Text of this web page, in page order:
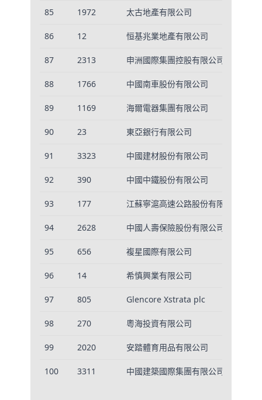
85 1972 太古地產有限公司
86 12 恒基兆業地產有限公司
87 2313 申洲國際集團控股有限公司
88 1766 中國南車股份有限公司
89 1169 海爾電器集團有限公司
90 23 東亞銀行有限公司
91 3323 中國建材股份有限公司
92 390 中國中鐵股份有限公司
93 177 江蘇寧滬高速公路股份有限公司
94 2628 中國人壽保險股份有限公司
95 656 複星國際有限公司
96 14 希慎興業有限公司
97 805 Glencore Xstrata plc
98 270 粵海投資有限公司
99 2020 安踏體育用品有限公司
100 3311 中國建築國際集團有限公司